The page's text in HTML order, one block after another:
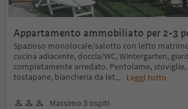
Appartamento ammobiliato per 2-3
Spazioso monolocale/salotto con letto
cucina adiacente, doccia/WC, Wintergarten,
completamente arredato. Pentolame,
tostapane, biancheria da let... Leggi tutto
Massimo 3 ospiti